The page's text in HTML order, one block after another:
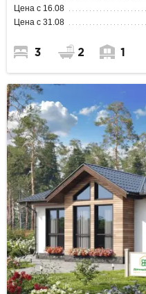
Цена с 16.08
Цена с 31.08
3 2 1